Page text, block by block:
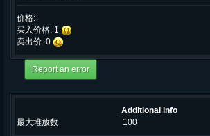
价格:
买入价格: 1
卖出价: 0
Additional info
最大堆放数
100